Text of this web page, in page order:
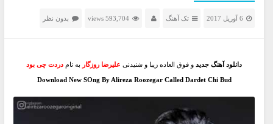
6 آوریل 2017 تک آهنگ 593,704 views بدون نظر
دانلود آهنگ جدیدو فوق العاده زیبا و شنیدنی علیرضا روزگار به نام دردت چی بود
Download New SOng By Alireza Roozegar Called Dardet Chi Bud